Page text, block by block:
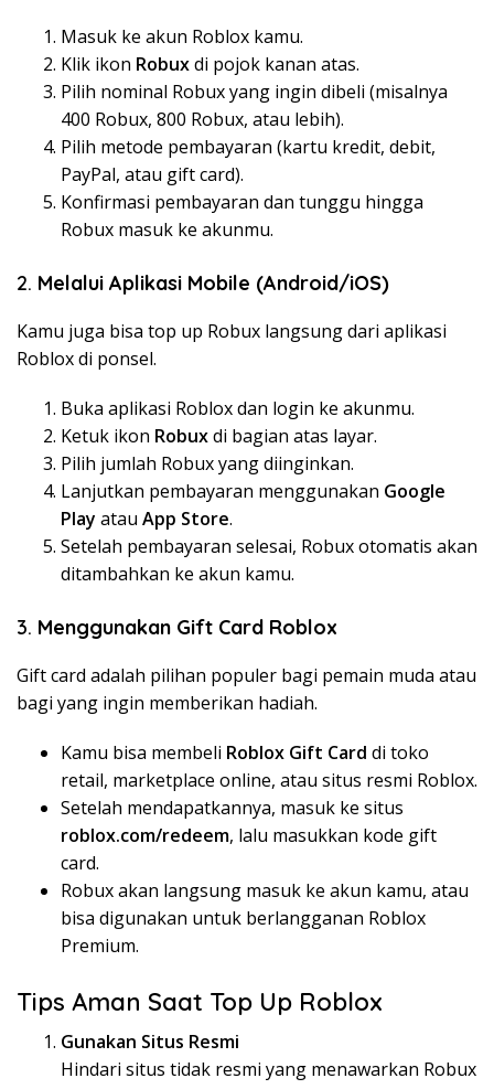
Masuk ke akun Roblox kamu.
Klik ikon Robuxdi pojok kanan atas.
Pilih nominal Robux yang ingin dibeli (misalnya
400 Robux, 800 Robux, atau lebih).
Pilih metode pembayaran (kartu kredit, debit,
PayPal, atau gift card).
Konfirmasi pembayaran dan tunggu hingga
Robux masuk ke akunmu.
2. Melalui Aplikasi Mobile (Android/iOS)
Kamu juga bisa top up Robux langsung dari aplikasi
Roblox di ponsel.
Buka aplikasi Roblox dan login ke akunmu.
Ketuk ikon Robuxdi bagian atas layar.
Pilih jumlah Robux yang diinginkan.
Lanjutkan pembayaran menggunakan Google
Play atau App Store.
Setelah pembayaran selesai, Robux otomatis akan
ditambahkan ke akun kamu.
3. Menggunakan Gift Card Roblox
Gift card adalah pilihan populer bagi pemain muda atau
bagi yang ingin memberikan hadiah.
Kamu bisa membeli Roblox Gift Card di toko
retail, marketplace online, atau situs resmi Roblox.
Setelah mendapatkannya, masuk ke situs
roblox.com/redeem, lalu masukkan kode gift
card.
Robux akan langsung masuk ke akun kamu, atau
bisa digunakan untuk berlangganan Roblox
Premium.
Tips Aman Saat Top Up Roblox
Gunakan Situs Resmi
Hindari situs tidak resmi yang menawarkan Robux